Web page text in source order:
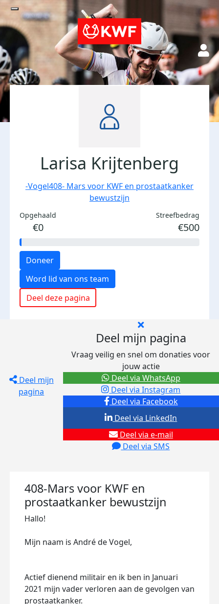
Larisa Krijtenberg
-Vogel408- Mars voor KWF en prostaatkanker
bewustzijn
Opgehaald
€0
Streefbedrag
€500
Doneer
Word lid van ons team
Deel deze pagina
Deel mijn
pagina
Deel mijn pagina
Vraag veilig en snel om donaties voor
jouw actie
Deel via Facebook
Deel via Instagram
Deel via e-mail
Deel via SMS
Deel via LinkedIn
Deel via WhatsApp
408-Mars voor KWF en
prostaatkanker bewustzijn
Hallo!
Mijn naam is André de Vogel,
Actief dienend militair en ik ben in Januari
2021 mijn vader verloren aan de gevolgen van
prostaatkanker.